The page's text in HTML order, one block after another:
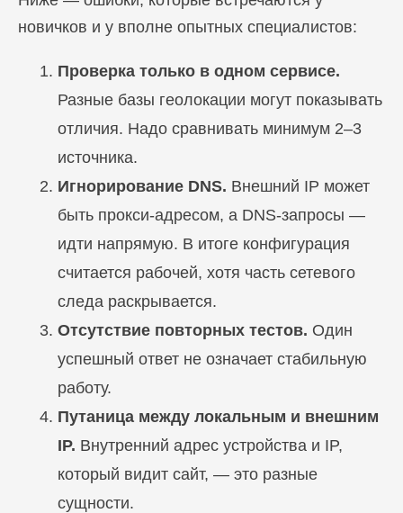
новичков и у вполне опытных специалистов:
Проверка только в одном сервисе.
Разные базы геолокации могут показывать
отличия. Надо сравнивать минимум 2–3
источника.
Игнорирование DNS. Внешний IP может
быть прокси-адресом, а DNS-запросы —
идти напрямую. В итоге конфигурация
считается рабочей, хотя часть сетевого
следа раскрывается.
Отсутствие повторных тестов. Один
успешный ответ не означает стабильную
работу.
Путаница между локальным и внешним
IP. Внутренний адрес устройства и IP,
который видит сайт, — это разные
сущности.